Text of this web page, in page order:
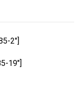
2″]
19″]